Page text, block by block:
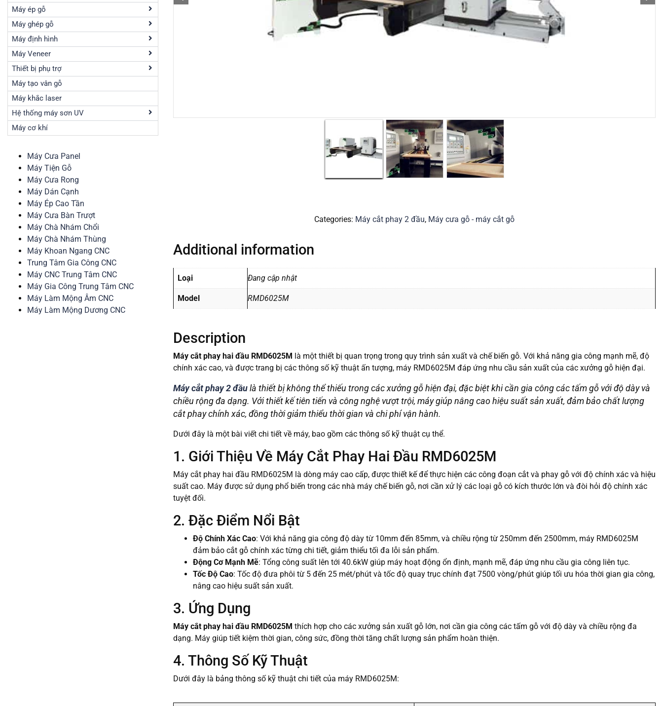
Máy ép gỗ
Máy ghép gỗ
Máy định hình
Máy Veneer
Thiết bị phụ trợ
Máy tạo vân gỗ
Máy khắc laser
Hệ thống máy sơn UV
Máy cơ khí
Máy Cưa Panel
Máy Tiện Gỗ
Máy Cưa Rong
Máy Dán Cạnh
Máy Ép Cao Tần
Máy Cưa Bàn Trượt
Máy Chà Nhám Chổi
Máy Chà Nhám Thùng
Máy Khoan Ngang CNC
Trung Tâm Gia Công CNC
Máy CNC Trung Tâm CNC
Máy Gia Công Trung Tâm CNC
Máy Làm Mộng Âm CNC
Máy Làm Mộng Dương CNC
Categories: Máy cắt phay 2 đầu, Máy cưa gỗ - máy cắt gỗ
Description
Máy cắt phay hai đầu RMD6025M là một thiết bị quan trọng trong quy trình sản xuất và chế biến gỗ. Với khả năng gia công mạnh mẽ, độ
chính xác cao, và được trang bị các thông số kỹ thuật ấn tượng, máy RMD6025M đáp ứng nhu cầu sản xuất của các xưởng gỗ hiện đại.
Máy cắt phay 2 đầu là thiết bị không thể thiếu trong các xưởng gỗ hiện đại, đặc biệt khi cần gia công các tấm gỗ với độ dày và
chiều rộng đa dạng. Với thiết kế tiên tiến và công nghệ vượt trội, máy giúp nâng cao hiệu suất sản xuất, đảm bảo chất lượng
cắt phay chính xác, đồng thời giảm thiểu thời gian và chi phí vận hành.
Dưới đây là một bài viết chi tiết về máy, bao gồm các thông số kỹ thuật cụ thể.
1. Giới Thiệu Về Máy Cắt Phay Hai Đầu RMD6025M
Máy cắt phay hai đầu RMD6025M là dòng máy cao cấp, được thiết kế để thực hiện các công đoạn cắt và phay gỗ với độ chính xác và hiệu
suất cao. Máy được sử dụng phổ biến trong các nhà máy chế biến gỗ, nơi cần xử lý các loại gỗ có kích thước lớn và đòi hỏi độ chính xác
tuyệt đối.
2. Đặc Điểm Nổi Bật
Độ Chính Xác Cao: Với khả năng gia công độ dày từ 10mm đến 85mm, và chiều rộng từ 250mm đến 2500mm, máy RMD6025M
đảm bảo cắt gỗ chính xác từng chi tiết, giảm thiểu tối đa lỗi sản phẩm.
Động Cơ Mạnh Mẽ: Tổng công suất lên tới 40.6kW giúp máy hoạt động ổn định, mạnh mẽ, đáp ứng nhu cầu gia công liên tục.
Tốc Độ Cao: Tốc độ đưa phôi từ 5 đến 25 mét/phút và tốc độ quay trục chính đạt 7500 vòng/phút giúp tối ưu hóa thời gian gia công,
nâng cao hiệu suất sản xuất.
3. Ứng Dụng
Máy cắt phay hai đầu RMD6025M thích hợp cho các xưởng sản xuất gỗ lớn, nơi cần gia công các tấm gỗ với độ dày và chiều rộng đa
dạng. Máy giúp tiết kiệm thời gian, công sức, đồng thời tăng chất lượng sản phẩm hoàn thiện.
4. Thông Số Kỹ Thuật
Dưới đây là bảng thông số kỹ thuật chi tiết của máy RMD6025M:
Additional information
Loại Đang cập nhật
Model RMD6025M